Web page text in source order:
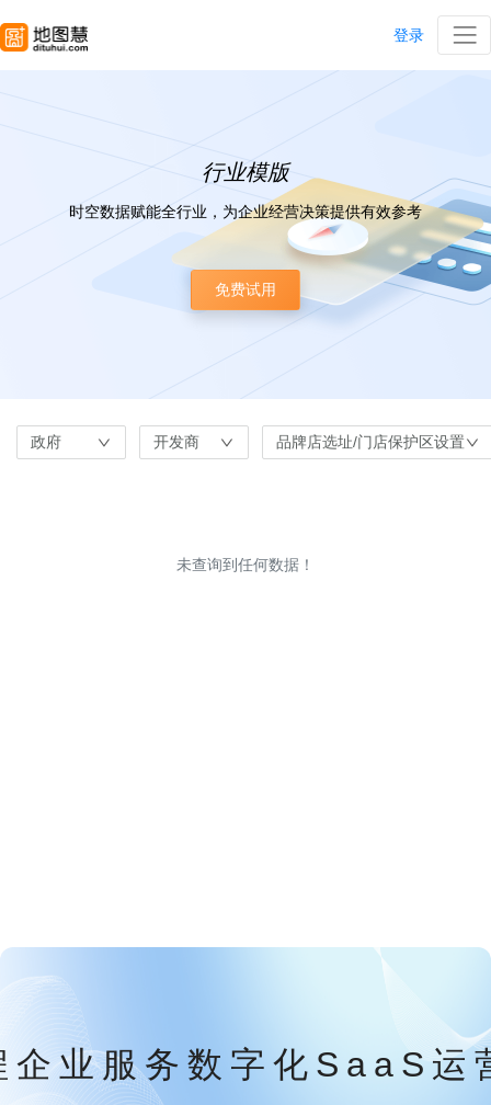
登录
行业模版
时空数据赋能全行业，为企业经营决策提供有效参考
免费试用
政府 开发商 品牌店选址/门店保护区设置
未查询到任何数据！
企业服务数字化SaaS运